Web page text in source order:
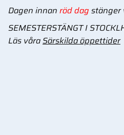
Dagen innan röd dag stänger
SEMESTERSTÄNGT I
Läs våraSärskilda öppettider